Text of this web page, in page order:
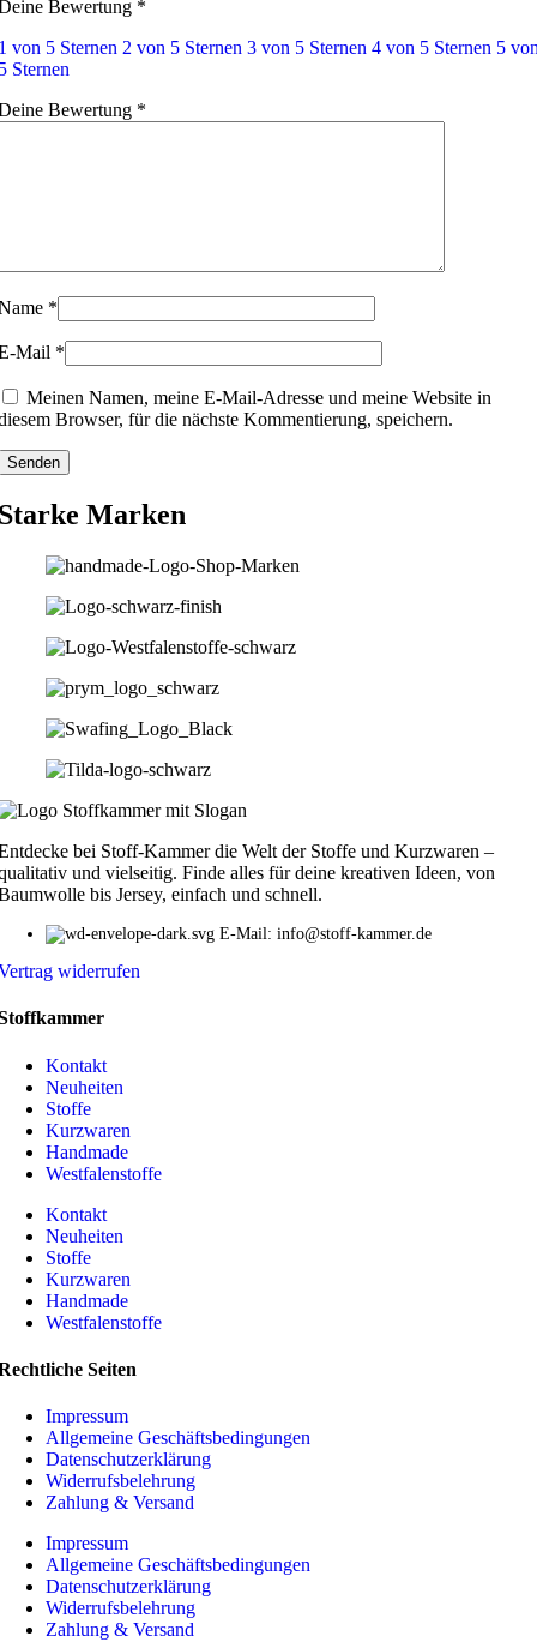
Bewertung *
von 5 Sternen 2 von 5 Sternen 3 von 5 Sternen 4 von 5 Sternen 5
Sternen
Bewertung *
*
Mail *
Meinen Namen, meine E-Mail-Adresse und meine Website in
Browser, für die nächste Kommentierung, speichern.
Marken
bei Stoff-Kammer die Welt der Stoffe und Kurzwaren –
und vielseitig. Finde alles für deine kreativen Ideen, von
bis Jersey, einfach und schnell.
E-Mail: info@stoff-kammer.de
widerrufen
Kontakt
Neuheiten
Stoffe
Kurzwaren
Handmade
Westfalenstoffe
Kontakt
Neuheiten
Stoffe
Kurzwaren
Handmade
Westfalenstoffe
Seiten
Impressum
Allgemeine Geschäftsbedingungen
Datenschutzerklärung
Widerrufsbelehrung
Zahlung & Versand
Impressum
Allgemeine Geschäftsbedingungen
Datenschutzerklärung
Widerrufsbelehrung
Zahlung & Versand